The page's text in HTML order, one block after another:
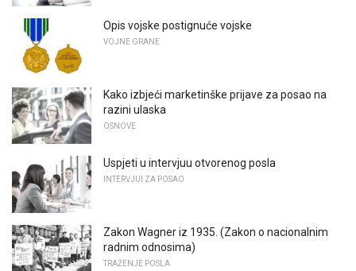
Opis vojske postignuće vojske
VOJNE GRANE
Kako izbjeći marketinške prijave za posao na
razini ulaska
OSNOVE
Uspjeti u intervjuu otvorenog posla
INTERVJUI ZA POSAO
Zakon Wagner iz 1935. (Zakon o nacionalnim
radnim odnosima)
TRAŽENJE POSLA